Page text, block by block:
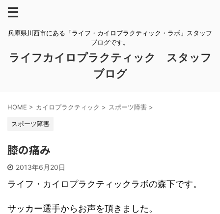
兵庫県川西市にある「ライフ・カイロプラクティック・ラボ」スタッフ
ブログです。
ライフカイロプラクティック スタッフ
ブログ
HOME > カイロプラクティック > スポーツ障害 >
スポーツ障害
膝の痛み
2013年6月20日
ライフ・カイロプラクティックラボの森下です。
サッカー選手からお声を頂きました。